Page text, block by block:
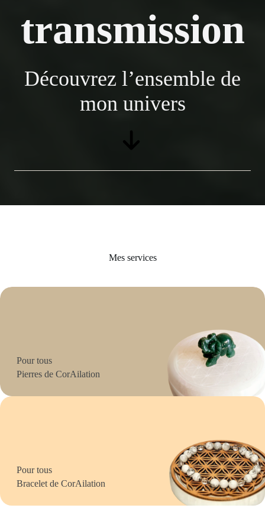
transmission
Découvrez l’ensemble de
mon univers
Mes services
Pour tous
Pierres de CorAilation
Pour tous
Bracelet de CorAilation